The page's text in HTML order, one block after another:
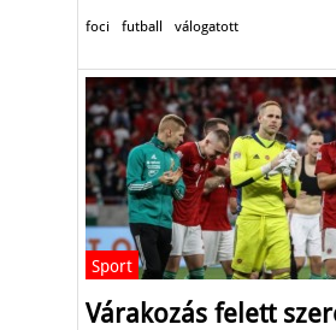
foci futball válogatott
Sport
Várakozás felett